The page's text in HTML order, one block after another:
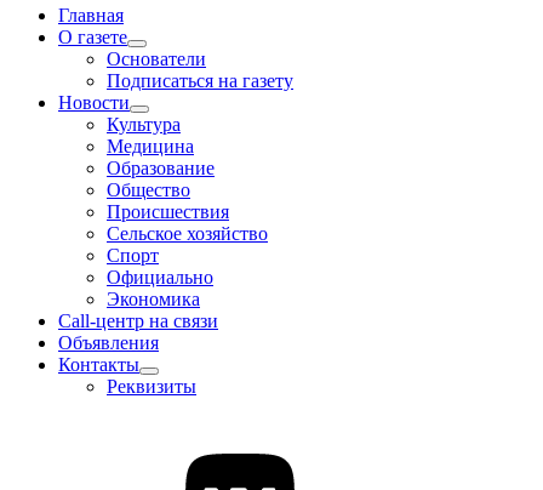
Главная
О газете
Основатели
Подписаться на газету
Новости
Культура
Медицина
Образование
Общество
Происшествия
Сельское хозяйство
Спорт
Официально
Экономика
Call-центр на связи
Объявления
Контакты
Реквизиты